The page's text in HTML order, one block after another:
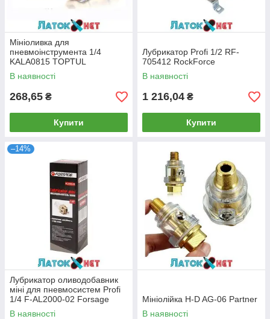
Мініоливка для
пневмоінструмента 1/4
KALA0815 TOPTUL
В наявності
268,65 ₴
Купити
Лубрикатор Profi 1/2 RF-
705412 RockForce
В наявності
1 216,04 ₴
Купити
–14%
Лубрикатор оливодобавник
міні для пневмосистем Profi
1/4 F-AL2000-02 Forsage
В наявності
Мініолійка H-D AG-06 Partner
В наявності